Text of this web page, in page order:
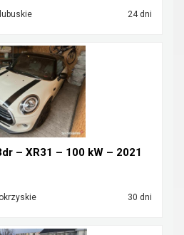
24 dni
– XR31 – 100 kW – 2021
30 dni